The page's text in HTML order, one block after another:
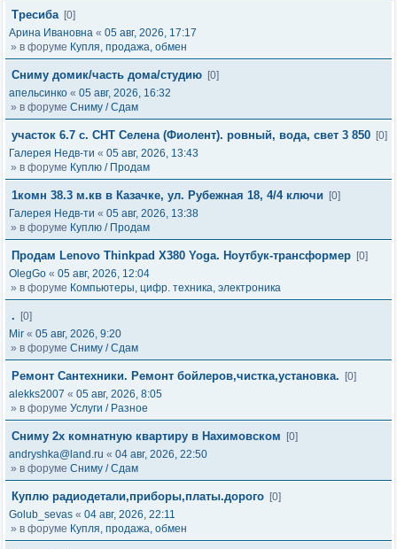
Тресиба [0]
Арина Ивановна « 05 авг, 2026, 17:17
» в форуме Купля, продажа, обмен
Сниму домик/часть дома/студию [0]
апельсинко « 05 авг, 2026, 16:32
» в форуме Сниму / Сдам
участок 6.7 с. СНТ Селена (Фиолент). ровный, вода, свет 3 850 [0]
Галерея Недв-ти « 05 авг, 2026, 13:43
» в форуме Куплю / Продам
1комн 38.3 м.кв в Казачке, ул. Рубежная 18, 4/4 ключи
[0]
Галерея Недв-ти « 05 авг, 2026, 13:38
» в форуме Куплю / Продам
Продам Lenovo Thinkpad X380 Yoga. Ноутбук-трансформер [0]
OlegGo « 05 авг, 2026, 12:04
» в форуме Компьютеры, цифр. техника, электроника
.
[0]
Mir « 05 авг, 2026, 9:20
» в форуме Сниму / Сдам
Ремонт Сантехники. Ремонт бойлеров,чистка,установка.
[0]
alekks2007 « 05 авг, 2026, 8:05
» в форуме Услуги / Разное
Сниму 2х комнатную квартиру в Нахимовском
[0]
andryshka@land.ru « 04 авг, 2026, 22:50
» в форуме Сниму / Сдам
Куплю радиодетали,приборы,платы.дорого [0]
Golub_sevas « 04 авг, 2026, 22:11
» в форуме Купля, продажа, обмен